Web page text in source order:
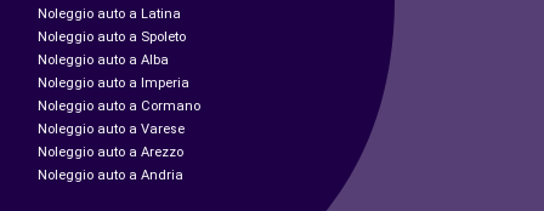
Noleggio auto a Latina
Noleggio auto a Spoleto
Noleggio auto a Alba
Noleggio auto a Imperia
Noleggio auto a Cormano
Noleggio auto a Varese
Noleggio auto a Arezzo
Noleggio auto a Andria